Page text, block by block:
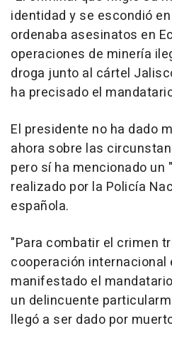
identidad y se escondió
ordenaba asesinatos en
operaciones de minería
droga junto al cártel
ha precisado el
El presidente no ha dado
ahora sobre las
pero sí ha mencionado
realizado por la Policía
española.
"Para combatir el crimen
cooperación internacional
manifestado el
un delincuente
llegó a ser dado por